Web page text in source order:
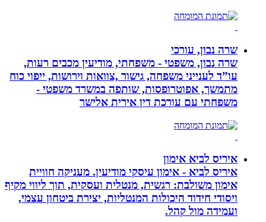
שרה נבון, עורכי
שרה נבון, משפטי - משפחתי, מודיעין מכבים רעות,
עו”ד לענייני משפחה, גישור ,צוואות וירושות, ייפוי כוח
מתמשך, אפוטרופסות, שותפה במשרד משפטי -
משפחתי עם עורכת דין אירית אלישר
איריס לביא אימון
איריס לביא - אימון עיסקי מודיעין. מעניקה חוויית
אימון משולבת: רגשית, מנטלית ועסקית, תוך ליווי מקיף
ויסודי חידוד היכולות המנטליות, יצירת ביטחון עצמי,
ועמידה מול קהל.